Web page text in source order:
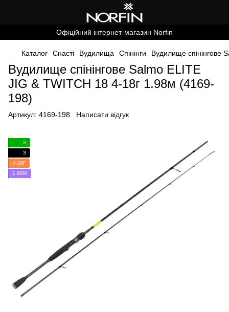
Офіційний інтернет-магазин Norfin
Каталог Снасті Вудилища Спінінги Вудилище спінінгове
Вудилище спінінгове Salmo ELITE
JIG & TWITCH 18 4-18г 1.98м (4169-
198)
Артикул: 4169-198 Написати відгук
3
3
4-18Г
1.98М